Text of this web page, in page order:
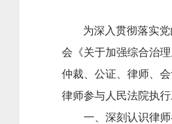
为深入贯彻落实党的
会《关于加强综合治
仲裁、公证、律师、
律师参与人民法院执行
一、深刻认识律师